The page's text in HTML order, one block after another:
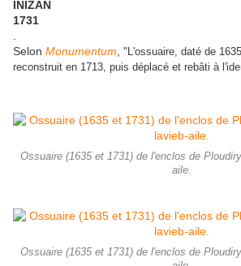
INIZAN
1731
Selon Monumentum , "L'ossuaire, daté de
reconstruit en 1713, puis déplacé et rebâti à
Ossuaire (1635 et 1731) de l'enclos de
aile.
Ossuaire (1635 et 1731) de l'enclos de